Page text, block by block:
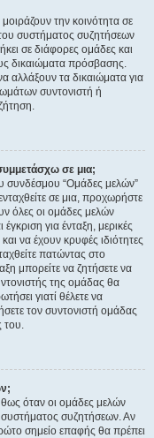
την κοινότητα σε
του συστήματος συζητήσεων
σε διάφορες ομάδες και
δικαιώματα πρόσβασης.
αλλάξουν τα δικαιώματα για
συντονιστή ή
σε μια;
συνδέσμου “Ομάδες μελών”
σε μια, προχωρήστε
όλες οι ομάδες μελών
για ένταξη, μερικές
να έχουν κρυφές ιδιότητες
πατώντας στο
μπορείτε να ζητήσετε να
της ομάδας θα
γιατί θέλετε να
τον συντονιστή ομάδας
του.
όταν οι ομάδες μελών
συστήματος συζητήσεων. Αν
σημείο επαφής θα πρέπει